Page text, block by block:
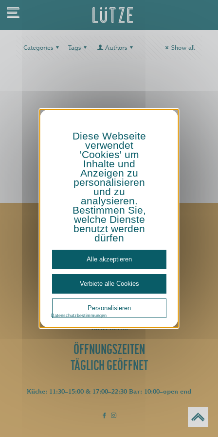
Categories Tags Authors Show all
CONTACT
hallo@luetze-berlin.de
Lützowplatz 17
10785 Berlin
ÖFFNUNGSZEITEN
TÄGLICH GEÖFFNET
Küche: 11:30–15:00 & 17:00–22:30 Bar: 10:00–open end
Datenschutz
Cookie-Richtlinie
Impressum
Diese Webseite
verwendet
'Cookies' um
Inhalte und
Anzeigen zu
personalisieren
und zu
analysieren.
Bestimmen Sie,
welche Dienste
benutzt werden
dürfen
Alle akzeptieren
Verbiete alle Cookies
Personalisieren
Datenschutzbestimmungen